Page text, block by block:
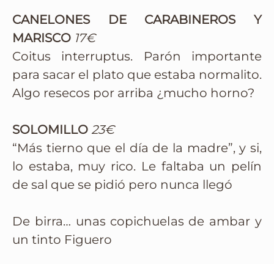
CANELONES DE CARABINEROS Y
MARISCO 17€
Coitus interruptus. Parón importante
para sacar el plato que estaba normalito.
Algo resecos por arriba ¿mucho horno?
SOLOMILLO 23€
“Más tierno que el día de la madre”, y si,
lo estaba, muy rico. Le faltaba un pelín
de sal que se pidió pero nunca llegó
De birra… unas copichuelas de ambar y
un tinto Figuero